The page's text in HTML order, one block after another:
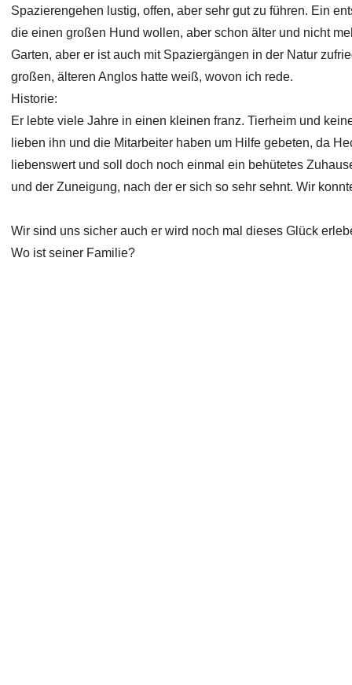
Spazierengehen lustig, offen, aber sehr gut zu führen. Ein
die einen großen Hund wollen, aber schon älter und nicht
Garten, aber er ist auch mit Spaziergängen in der Natur
großen, älteren Anglos hatte weiß, wovon ich rede.
Historie:
Er lebte viele Jahre in einen kleinen franz. Tierheim und
lieben ihn und die Mitarbeiter haben um Hilfe gebeten, da
liebenswert und soll doch noch einmal ein behütetes
und der Zuneigung, nach der er sich so sehr sehnt. Wir
Wir sind uns sicher auch er wird noch mal dieses Glück
Wo ist seiner Familie?